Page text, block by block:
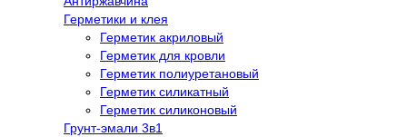
Герметики и клея
Герметик акриловый
Герметик для кровли
Герметик полиуретановый
Герметик силикатный
Герметик силиконовый
Грунт-эмали 3в1